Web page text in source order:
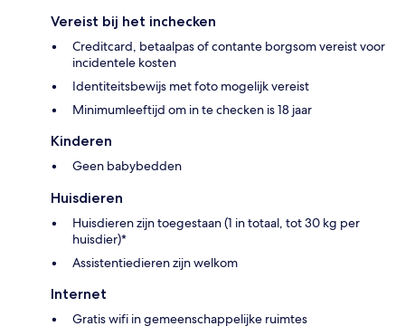
Vereist bij het inchecken
Creditcard, betaalpas of contante borgsom vereist voor
incidentele kosten
Identiteitsbewijs met foto mogelijk vereist
Minimumleeftijd om in te checken is 18 jaar
Kinderen
Geen babybedden
Huisdieren
Huisdieren zijn toegestaan (1 in totaal, tot 30 kg per
huisdier)*
Assistentiedieren zijn welkom
Internet
Gratis wifi in gemeenschappelijke ruimtes